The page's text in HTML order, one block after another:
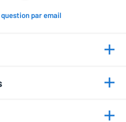
question par email